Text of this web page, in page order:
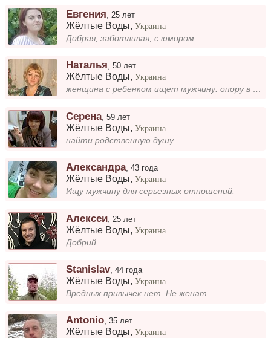
Евгения 25 лет
Жёлтые Воды,Украина
Добрая, заботливая, с юмором
Наталья,50 лет
Жёлтые Воды,Украина
женщина с ребенком ищет мужчину: опору в жизни, друга, хорошего человека
Серена,59 лет
Жёлтые Воды,Украина
найти родственную душу
Александра,43 года
Жёлтые Воды,Украина
Ищу мужчину для серьезных отношений.
Алексеи 25 лет
Жёлтые Воды,Украина
Добрий
Stanislav,44 года
Жёлтые Воды,Украина
Вредных привычек нет. Не женат.
Antonio,35 лет
Жёлтые Воды,Украина